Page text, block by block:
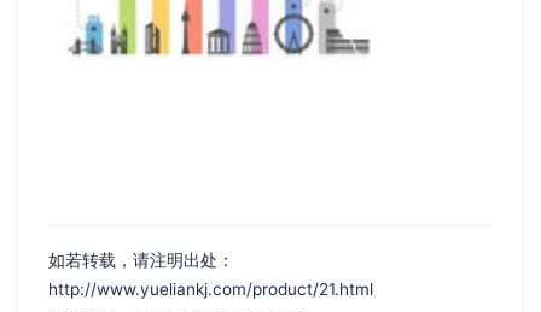
如若转载，请注明出处：
http://www.yueliankj.com/product/21.html